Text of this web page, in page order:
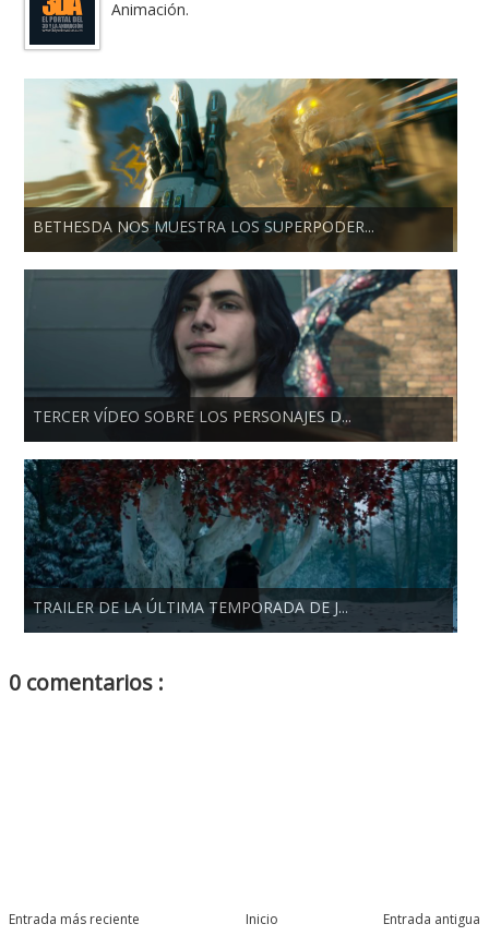
Animación.
BETHESDA NOS MUESTRA LOS SUPERPODER...
TERCER VÍDEO SOBRE LOS PERSONAJES D...
TRAILER DE LA ÚLTIMA TEMPORADA DE J...
0 comentarios :
Entrada más reciente Entrada antigua
Inicio